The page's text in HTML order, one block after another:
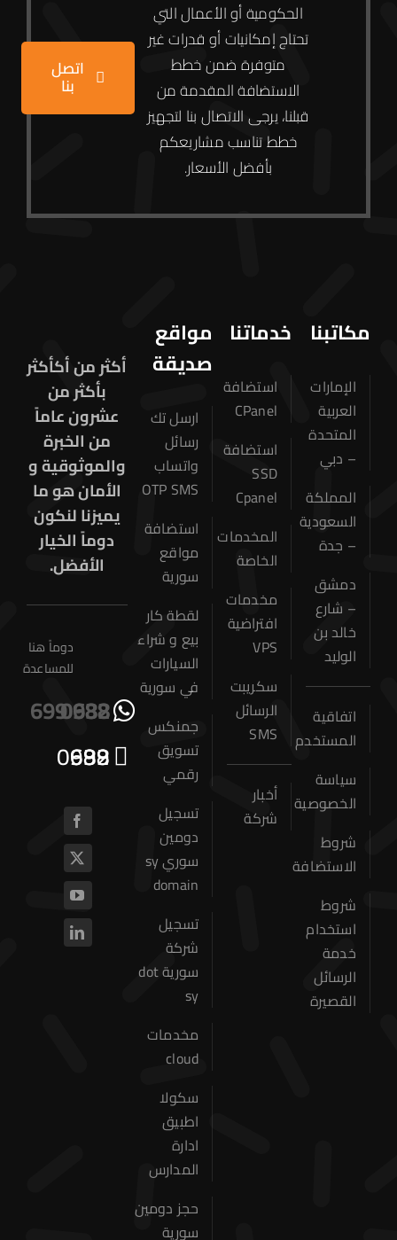
الحكومية أو الأعمال التي
تحتاج إمكانيات أو قدرات غير
متوفرة ضمن خطط
الاستضافة المقدمة من
قبلنا، يرجى الاتصال بنا لتجهيز
خطط تناسب مشاريعكم
بأفضل الأسعار.
اتصل
بنا
مكاتبنا
الإمارات
العربية
المتحدة
– دبي
المملكة
السعودية
– جدة
دمشق
– شارع
خالد بن
الوليد
اتفاقية
المستخدم
سياسة
الخصوصية
شروط
الاستضافة
شروط
استخدام
خدمة
الرسائل
القصيرة
خدماتنا
استضافة
CPanel
استضافة
SSD
Cpanel
المخدمات
الخاصة
مخدمات
افتراضية
VPS
سكريبت
الرسائل
SMS
أخبار
شركة
مواقع
صديقة
ارسل تك
رسائل
واتساب
OTP SMS
استضافة
مواقع
سورية
لقطة كار
بيع و شراء
السيارات
في سورية
جمنكس
تسويق
رقمي
تسجيل
دومين
سوري sy
domain
تسجيل
شركة
سورية dot
sy
مخدمات
cloud
سكولا
اطبيق
ادارة
المدارس
حجز دومين
سورية
أكثر من أكأكثر
بأكثر من
عشرون عاماً
من الخبرة
والموثوقية و
الأمان هو ما
يميزنا لنكون
دوماً الخيار
الأفضل.
دوماً هنا
للمساعدة
0932 699 688
0932 699 688
الرئيسية
حجز دومين
استضافة المواقع